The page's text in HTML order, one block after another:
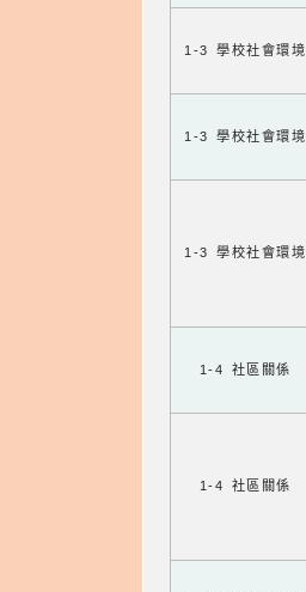
1-3 學校社會環境
1-3 學校社會環境
1-3 學校社會環境
1-4 社區關係
1-4 社區關係